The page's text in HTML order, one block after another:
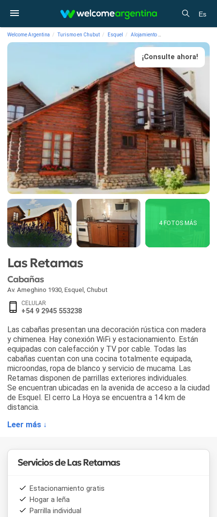
Es
Welcome Argentina Turismo en Chubut Esquel Alojamiento
¡Consulte ahora!
4 FOTOS MÁS
Las Retamas
Cabañas
Av. Ameghino 1930 Esquel Chubut
CELULAR
+54 9 2945 553238
Las cabañas presentan una decoración rústica con madera
y chimenea. Hay conexión WiFi y estacionamiento. Están
equipadas con calefacción y TV por cable. Todas las
cabañas cuentan con una cocina totalmente equipada,
microondas, ropa de blanco y servicio de mucama. Las
Retamas disponen de parrillas exteriores individuales.
Se encuentran ubicadas en la avenida de acceso a la ciudad
de Esquel. El cerro La Hoya se encuentra a 14 km de
distancia.
Leer más ↓
Servicios de Las Retamas
Estacionamiento gratis
Hogar a leña
Parrilla individual